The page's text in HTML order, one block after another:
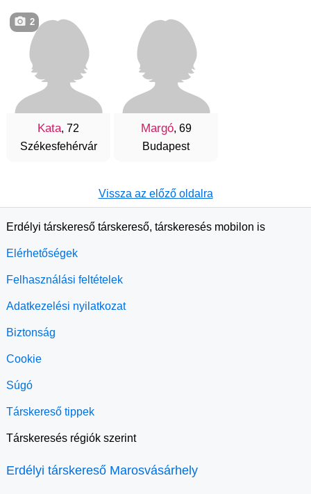
Kata, 72
Székesfehérvár
2
Margó, 69
Budapest
Vissza az előző oldalra
Erdélyi társkereső társkereső, társkeresés mobilon is
Elérhetőségek
Felhasználási feltételek
Adatkezelési nyilatkozat
Biztonság
Cookie
Súgó
Társkereső tippek
Társkeresés régiók szerint
Erdélyi társkereső Marosvásárhely